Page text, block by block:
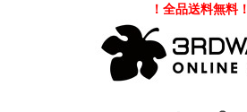
！全品送料無料！